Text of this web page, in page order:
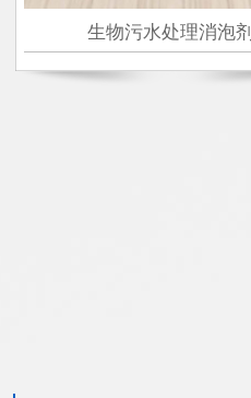
生物污水处理消泡剂